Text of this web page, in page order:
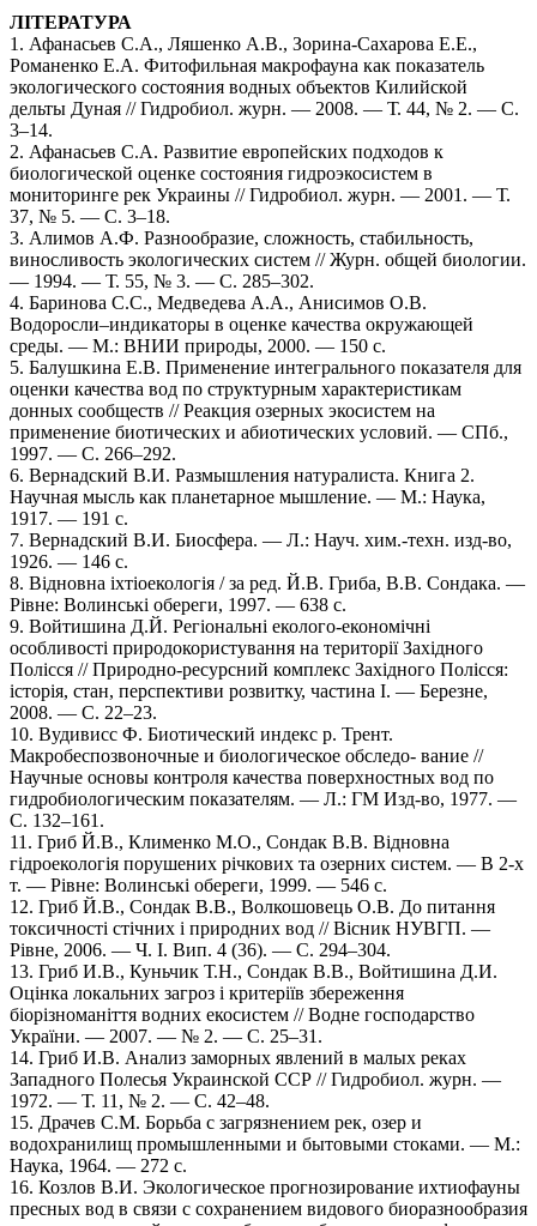
ЛІТЕРАТУРА
1. Афанасьев С.А., Ляшенко А.В., Зорина-Сахарова Е.Е.,
Романенко Е.А. Фитофильная макрофауна как показатель
экологического состояния водных объектов Килийской
дельты Дуная // Гидробиол. журн. — 2008. — Т. 44, № 2. — C.
3–14.
2. Афанасьев С.А. Развитие европейских подходов к
биологической оценке состояния гидроэкосистем в
мониторинге рек Украины // Гидробиол. журн. — 2001. — Т.
37, № 5. — С. 3–18.
3. Алимов А.Ф. Разнообразие, сложность, стабильность,
виносливость экологических систем // Журн. общей биологии.
— 1994. — Т. 55, № 3. — С. 285–302.
4. Баринова С.С., Медведева А.А., Анисимов О.В.
Водоросли–индикаторы в оценке качества окружающей
среды. — М.: ВНИИ природы, 2000. — 150 с.
5. Балушкина Е.В. Применение интегрального показателя для
оценки качества вод по структурным характеристикам
донных сообществ // Реакция озерных экосистем на
применение биотических и абиотических условий. — СПб.,
1997. — С. 266–292.
6. Вернадский В.И. Размышления натуралиста. Книга 2.
Научная мысль как планетарное мышление. — М.: Наука,
1917. — 191 с.
7. Вернадский В.И. Биосфера. — Л.: Науч. хим.-техн. изд-во,
1926. — 146 с.
8. Відновна іхтіоекологія / за ред. Й.В. Гриба, В.В. Сондака. —
Рівне: Волинські обереги, 1997. — 638 с.
9. Войтишина Д.Й. Регіональні еколого-економічні
особливості природокористування на території Західного
Полісся // Природно-ресурсний комплекс Західного Полісся:
історія, стан, перспективи розвитку, частина І. — Березне,
2008. — С. 22–23.
10. Вудивисс Ф. Биотический индекс р. Трент.
Макробеспозвоночные и биологическое обследо- вание //
Научные основы контроля качества поверхностных вод по
гидробиологическим показателям. — Л.: ГМ Изд-во, 1977. —
С. 132–161.
11. Гриб Й.В., Клименко М.О., Сондак В.В. Відновна
гідроекологія порушених річкових та озерних систем. — В 2-х
т. — Рівне: Волинські обереги, 1999. — 546 с.
12. Гриб Й.В., Сондак В.В., Волкошовець О.В. До питання
токсичності стічних і природних вод // Вісник НУВГП. —
Рівне, 2006. — Ч. І. Вип. 4 (36). — С. 294–304.
13. Гриб И.В., Куньчик Т.Н., Сондак В.В., Войтишина Д.И.
Оцінка локальних загроз і критеріїв збереження
біорізноманіття водних екосистем // Водне господарство
України. — 2007. — № 2. — С. 25–31.
14. Гриб И.В. Анализ заморных явлений в малых реках
Западного Полесья Украинской ССР // Гидробиол. журн. —
1972. — Т. 11, № 2. — С. 42–48.
15. Драчев С.М. Борьба с загрязнением рек, озер и
водохранилищ промышленными и бытовыми стоками. — М.:
Наука, 1964. — 272 с.
16. Козлов В.И. Экологическое прогнозирование ихтиофауны
пресных вод в связи с сохранением видового биоразнообразия